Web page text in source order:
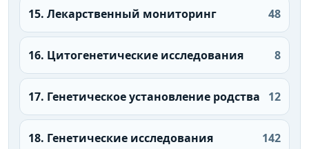
15. Лекарственный мониторинг 48
16. Цитогенетические исследования 8
17. Генетическое установление родства 12
18. Генетические исследования 142